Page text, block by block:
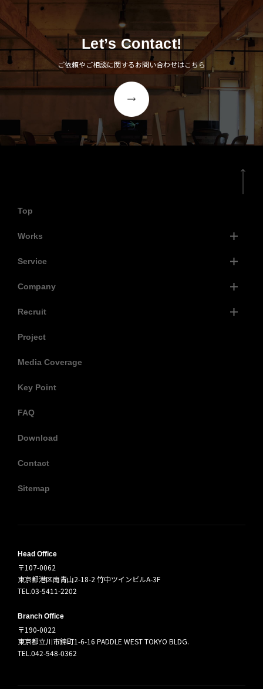
Let’s Contact!
ご依頼やご相談に関するお問い合わせはこちら
Top
Works
Service
Company
Recruit
Project
Media Coverage
Key Point
FAQ
Download
Contact
Sitemap
Head Office
〒107-0062
東京都港区南青山2-18-2 竹中ツインビルA-3F
TEL.03-5411-2202
Branch Office
〒190-0022
東京都立川市錦町1-6-16 PADDLE WEST TOKYO BLDG.
TEL.042-548-0362